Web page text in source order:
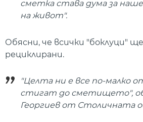
сметка става дума за
на живот".
Обясни, че всички "боклуци"
рециклирани.
"Целта ни е все по-малко
стигат до сметището",
Георгиев от Столичната